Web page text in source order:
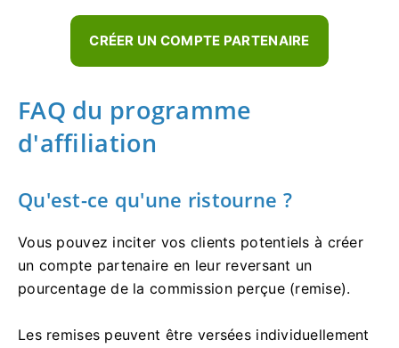
CRÉER UN COMPTE PARTENAIRE
FAQ du programme
d'affiliation
Qu'est-ce qu'une ristourne ?
Vous pouvez inciter vos clients potentiels à créer
un compte partenaire en leur reversant un
pourcentage de la commission perçue (remise).
Les remises peuvent être versées individuellement